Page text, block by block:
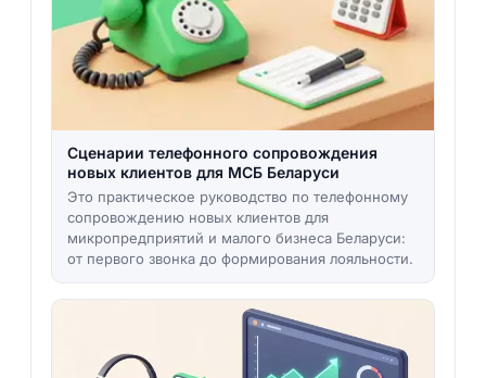
Сценарии телефонного сопровождения
новых клиентов для МСБ Беларуси
Это практическое руководство по телефонному
сопровождению новых клиентов для
микропредприятий и малого бизнеса Беларуси:
от первого звонка до формирования лояльности.